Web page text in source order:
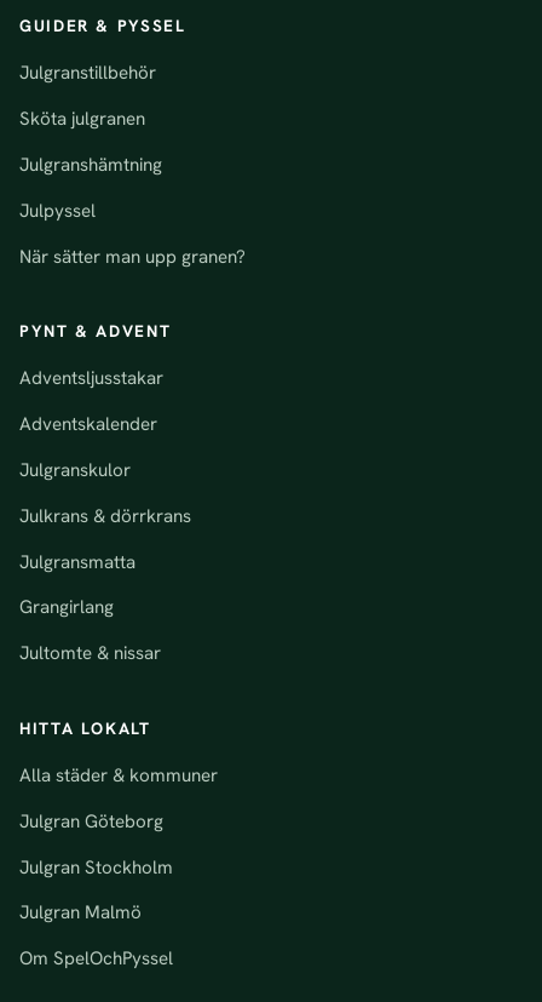
GUIDER & PYSSEL
Julgranstillbehör
Sköta julgranen
Julgranshämtning
Julpyssel
När sätter man upp granen?
PYNT & ADVENT
Adventsljusstakar
Adventskalender
Julgranskulor
Julkrans & dörrkrans
Julgransmatta
Grangirlang
Jultomte & nissar
HITTA LOKALT
Alla städer & kommuner
Julgran Göteborg
Julgran Stockholm
Julgran Malmö
Om SpelOchPyssel